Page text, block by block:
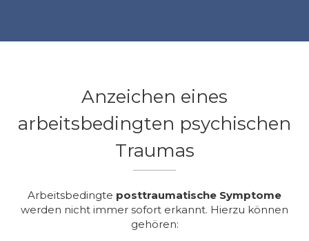
Anzeichen eines
arbeitsbedingten psychischen
Traumas
Arbeitsbedingte posttraumatische Symptome
werden nicht immer sofort erkannt. Hierzu können
gehören: